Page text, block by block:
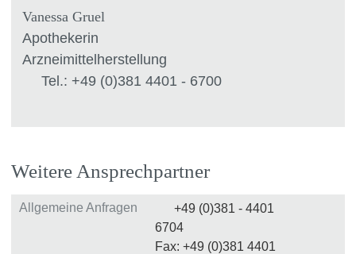
Vanessa Gruel
Apothekerin
Arzneimittelherstellung
Tel.: +49 (0)381 4401 - 6700
Weitere Ansprechpartner
Allgemeine Anfragen
+49 (0)381 - 4401
6704
Fax: +49 (0)381 4401